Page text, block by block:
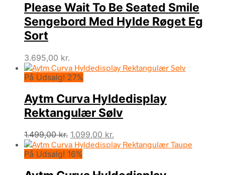
Please Wait To Be Seated Smile
Sengebord Med Hylde Røget Eg
Sort
3.695,00 kr.
På Udsalg! 27%
Aytm Curva Hyldedisplay
Rektangulær Sølv
1.499,00kr. Den
oprindelige
pris
1.099,00 kr.
aktuelle
På Udsalg! 16%